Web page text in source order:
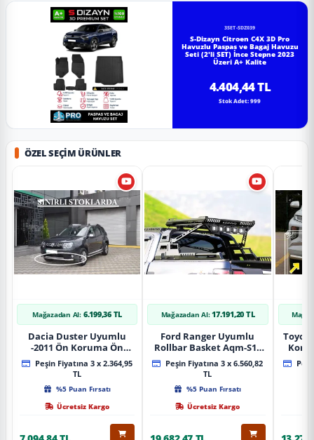
3SET-SDZ039
S-Dizayn Citroen C4X 3D Pro
Havuzlu Paspas ve Bagaj Havuzu
Seti (2'li SET) İnce Stepne 2023
Üzeri A+ Kalite
4.404,44 TL
Stok Adet: 999
ÖZEL SEÇIM ÜRÜNLER
Mağazadan Al: 6.199,36 TL
Dacia Duster Uyumlu
-2011 Ön Koruma Ön
Tekli Koruma
Peşin Fiyatına 3 x 2.364,95
TL
%5 Puan Fırsatı
Ücretsiz Kargo
Mağazadan Al: 17.191,20 TL
Ford Ranger Uyumlu
Rollbar Basket Aqm-S10
2015+ Uyumlu
Peşin Fiyatına 3 x 6.560,82
TL
%5 Puan Fırsatı
Ücretsiz Kargo